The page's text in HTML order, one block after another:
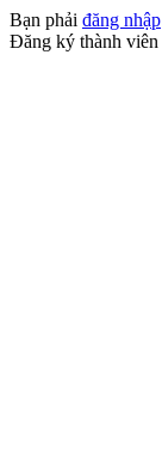
Bạn phải đăng nhập
Đăng ký thành viên